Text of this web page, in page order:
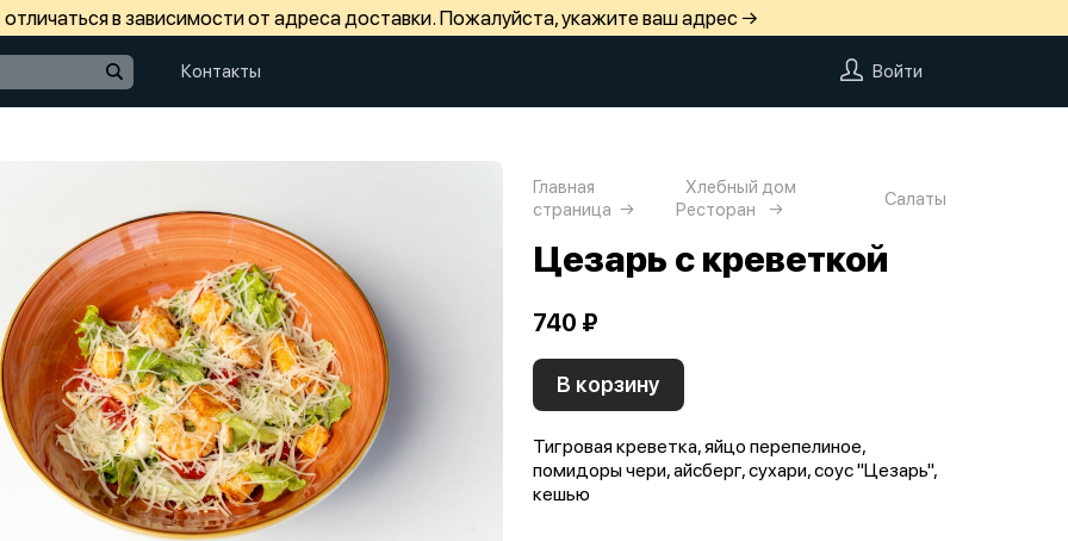
в зависимости от адреса доставки. Пожалуйста, укажите ваш адрес →
Контакты Войти
Главная
страница
Хлебный дом
Ресторан
Салаты
Цезарь с креветкой
740 ₽
В корзину
Тигровая креветка, яйцо перепелиное,
помидоры чери, айсберг, сухари, соус "Цезарь",
кешью